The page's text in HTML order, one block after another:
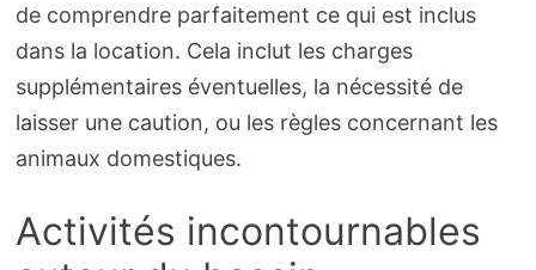
de comprendre parfaitement ce qui est inclus
dans la location. Cela inclut les charges
supplémentaires éventuelles, la nécessité de
laisser une caution, ou les règles concernant les
animaux domestiques.
Activités incontournables